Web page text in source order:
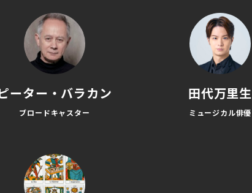
ーター・バラカン
ブロードキャスター
田代万里生
ミュージカル俳優